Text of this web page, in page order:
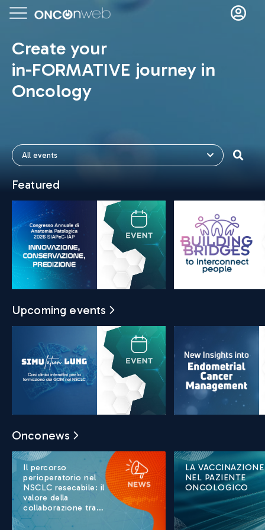
Create your
in-FORMATIVE journey in
Oncology
All events
Featured
Upcoming events
Onconews
Il percorso
perioperatorio nel
NSCLC resecabile: il
valore della
collaborazione tra
oncologo e chirurgo
- Prof. Federico
LA VACCINAZIONE
NEL PAZIENTE
ONCOLOGICO